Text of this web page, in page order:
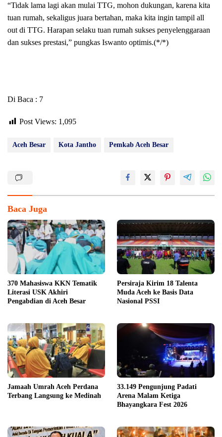
“Tidak lama lagi akan mulai TTG, mohon dukungan, karena kita
tuan rumah, sekaligus juara bertahan, maka kita ingin tampil all
out di TTG. Harapan selaku tuan rumah sukses penyelenggaraan
dan sukses prestasi,” pungkas Iswanto optimis.(*/*)
Di Baca : 7
Post Views: 1,095
Aceh Besar Kota Jantho Pemkab Aceh Besar
Baca Juga
370 Mahasiswa KKN Tematik
Literasi USK Akhiri
Pengabdian di Aceh Besar
Persiraja Kirim 18 Talenta
Muda Aceh ke Basis Data
Nasional PSSI
Jamaah Umrah Aceh Perdana
Terbang Langsung ke Medinah
33.149 Pengunjung Padati
Arena Malam Ketiga
Bhayangkara Fest 2026